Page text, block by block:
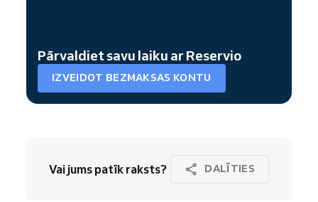
Pārvaldiet savu laiku ar Reservio
IZVEIDOT BEZMAKSAS KONTU
Vai jums patīk raksts? DALĪTIES